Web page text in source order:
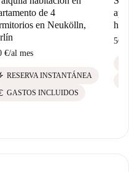
de 4
en Neukölln,
€/al mes
RESERVA INSTANTÁNEA
GASTOS INCLUIDOS
560